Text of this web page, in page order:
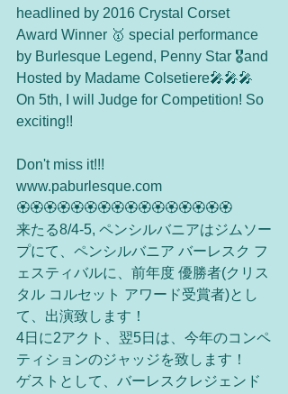
headlined by 2016 Crystal Corset
Award Winner 🥇 special performance
by Burlesque Legend, Penny Star 🎖and
Hosted by Madame Colsetiere🎤🎤🎤
On 5th, I will Judge for Competition! So
exciting!!
Don't miss it!!!
www.paburlesque.com
🏵🏵🏵🏵🏵🏵🏵🏵🏵🏵🏵🏵🏵🏵🏵🏵
来たる8/4-5, ペンシルバニアはジムソー
プにて、ペンシルバニア バーレスク フ
ェスティバルに、前年度 優勝者(クリス
タル コルセット アワード受賞者)とし
て、出演致します！
4日に2アクト、翌5日は、今年のコンペ
ティションのジャッジを致します！
ゲストとして、バーレスクレジェンド